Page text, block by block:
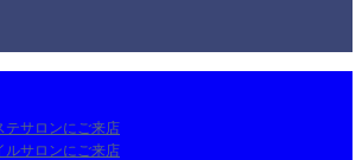
テサロンにご来店
ルサロンにご来店